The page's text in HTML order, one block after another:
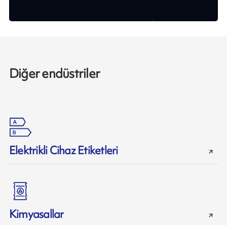
Diğer endüstriler
Elektrikli Cihaz Etiketleri
Kimyasallar